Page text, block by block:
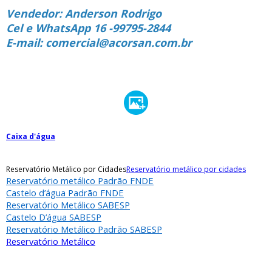
Vendedor: Anderson Rodrigo
Cel e WhatsApp 16 -99795-2844
E-mail: comercial@acorsan.com.br
Caixa d'água
Reservatório Metálico por CidadesReservatório metálico por cidades
Reservatório metálico Padrão FNDE
Castelo d’água Padrão FNDE
Reservatório Metálico SABESP
Castelo D’água SABESP
Reservatório Metálico Padrão SABESP
Reservatório Metálico